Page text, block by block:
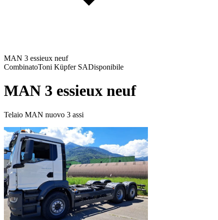
MAN 3 essieux neuf
CombinatoToni Küpfer SADisponibile
MAN 3 essieux neuf
Telaio MAN nuovo 3 assi